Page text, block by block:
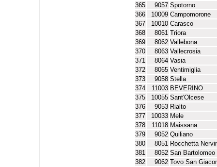
365
9057 Spotorno
366
10009 Campomorone
367
10010 Carasco
368
8061 Triora
369
8062 Vallebona
370
8063 Vallecrosia
371
8064 Vasia
372
8065 Ventimiglia
373
9058 Stella
374
11003 BEVERINO
375
10055 Sant'Olcese
376
9053 Rialto
377
10033 Mele
378
11018 Maissana
379
9052 Quiliano
380
8051 Rocchetta
381
8052 San Bartolomeo
382
9062 Tovo San